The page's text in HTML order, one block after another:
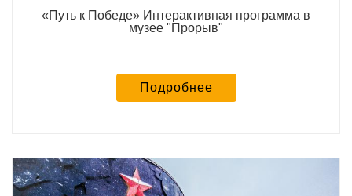
«Путь к Победе» Интерактивная программа в
музее "Прорыв"
Подробнее